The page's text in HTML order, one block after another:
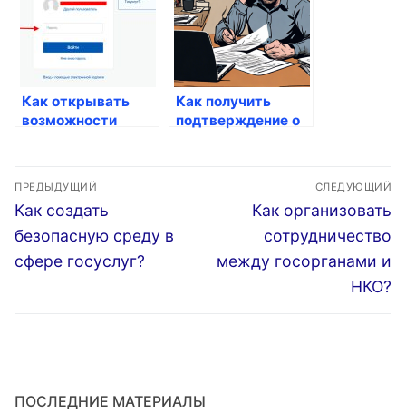
Как открывать
возможности
Как получить
подтверждение о
Навигация
по
записям
ПРЕДЫДУЩИЙ
Предыдущая
запись:
Как создать
безопасную среду в
сфере госуслуг?
СЛЕДУЮЩИЙ
Следующая
запись:
Как организовать
сотрудничество
между госорганами и
НКО?
ПОСЛЕДНИЕ МАТЕРИАЛЫ